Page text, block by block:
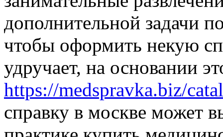
дополнительной задачи
чтобы оформить некую
удручает, на основании
https://medspravka.biz/
справку в москве может